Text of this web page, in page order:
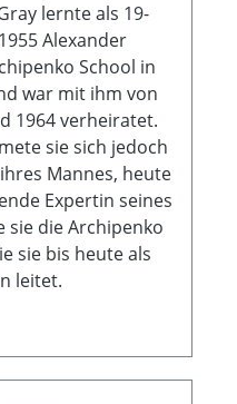
lernte als 19-
Alexander
School in
war mit ihm von
1964 verheiratet.
sie sich jedoch
Mannes, heute
Expertin seines
sie die Archipenko
sie bis heute als
leitet.